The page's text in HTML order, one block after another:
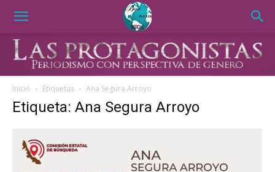
Inicio Etiquetas Ana Segura Arroyo
Etiqueta: Ana Segura Arroyo